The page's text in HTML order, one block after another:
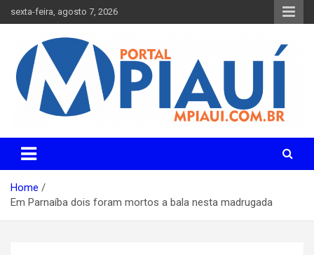
to
sexta-feira, agosto 7, 2026
Portal MPiauí
Parnaíba
Home
Em Parnaíba dois foram mortos a bala nesta madrugada